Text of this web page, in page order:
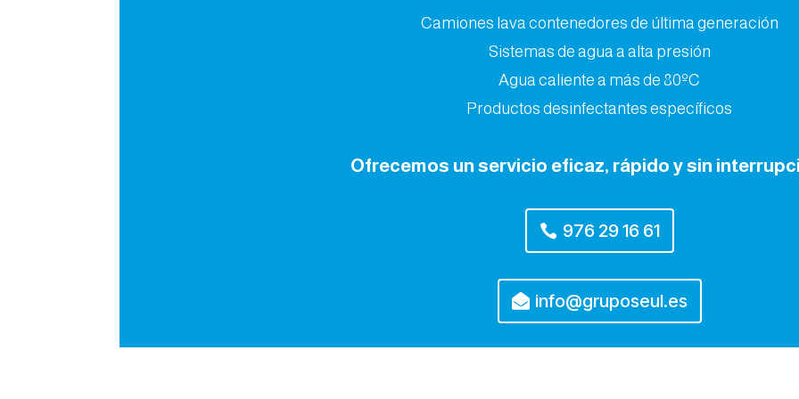
Camiones lava contenedores de última generación
Sistemas de agua a alta presión
Agua caliente a más de 80ºC
Productos desinfectantes específicos
Ofrecemos un servicio eficaz, rápido y sin
976 29 16 61
info@gruposeul.es